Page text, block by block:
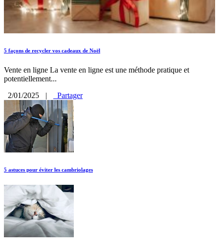
5 façons de recycler vos cadeaux de Noël
Vente en ligne La vente en ligne est une méthode pratique et
potentiellement...
2/01/2025
| Partager
5 astuces pour éviter les cambriolages